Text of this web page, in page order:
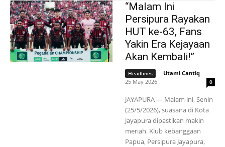
“Malam Ini
Persipura Rayakan
HUT ke-63, Fans
Yakin Era Kejayaan
Akan Kembali!”
Headlines Utami Cantiq -
25 May 2026
0
JAYAPURA — Malam ini, Senin
(25/5/2026), suasana di Kota
Jayapura dipastikan makin
meriah. Klub kebanggaan
Papua, Persipura Jayapura,